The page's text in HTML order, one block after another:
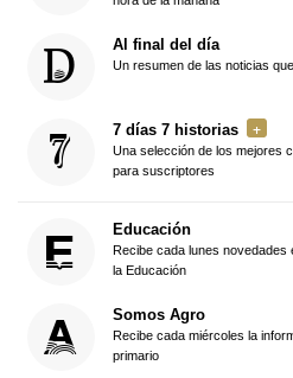
Al final del día
Un resumen de las noticias
7 días 7 historias
Una selección de los mejores
para suscriptores
Educación
Recibe cada lunes novedades
la Educación
Somos Agro
Recibe cada miércoles la
primario